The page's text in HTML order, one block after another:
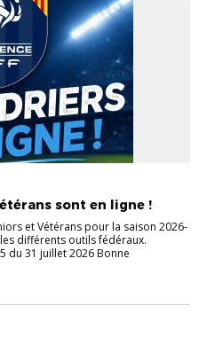
sont en ligne !
et Vétérans pour la saison 2026-
différents outils fédéraux.
du 31 juillet 2026 Bonne